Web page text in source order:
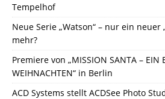
Tempelhof
Neue Serie „Watson“ – nur ein neuer
mehr?
Premiere von „MISSION SANTA – EIN
WEIHNACHTEN“ in Berlin
ACD Systems stellt ACDSee Photo